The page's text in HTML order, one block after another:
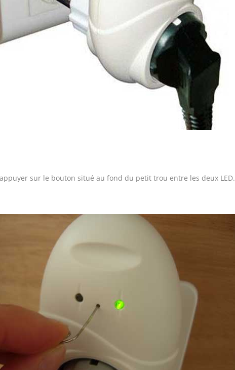
appuyer sur le bouton situé au fond du petit trou entre les deux LED.